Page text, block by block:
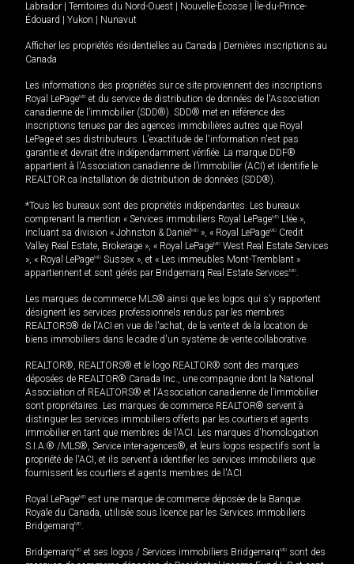
Labrador
Territoires du Nord-Ouest Nouvelle-Écosse
Île-du-Prince-
Édouard
Yukon Nunavut
Afficher les propriétés résidentielles au Canada
Dernières inscriptions au
Canada
Les informations des propriétés sur ce site proviennent des inscriptions
Royal LePageMD et du service de distribution de données de l'Association
canadienne de l’immobilier (SDD®). SDD® met en référence des
inscriptions tenues par des agences immobilières autres que Royal
LePage et ses distributeurs. L'exactitude de l'information n'est pas
garantie et devrait être indépendamment vérifiée. La marque DDF®
appartient à l'Association canadienne de l’immobilier (ACI) et identifie le
REALTOR.ca Installation de distribution de données (SDD®).
*Tous les bureaux sont des propriétés indépendantes. Les bureaux
comprenant la mention « Services immobiliers Royal LePageMD Ltée »,
incluant sa division « Johnston & Daniel MD », « Royal LePageMD Credit
Valley Real Estate, Brokerage », « Royal LePageMD West Real Estate Services
», « Royal LePageMD Sussex », et « Les immeubles Mont-Tremblant »
appartiennent et sont gérés par Bridgemarq Real Estate ServicesMD.
Les marques de commerce MLS® ainsi que les logos qui s'y rapportent
désignent les services professionnels rendus par les membres
REALTORS® de l'ACI en vue de l'achat, de la vente et de la location de
biens immobiliers dans le cadre d'un système de vente collaborative.
REALTOR®, REALTORS® et le logo REALTOR® sont des marques
déposées de REALTOR® Canada Inc., une compagnie dont la National
Association of REALTORS® et l'Association canadienne de l’immobilier
sont propriétaires. Les marques de commerce REALTOR® servent à
distinguer les services immobiliers offerts par les courtiers et agents
immobilier en tant que membres de l'ACI. Les marques d'homologation
S.I.A.® /MLS®, Service inter-agences®, et leurs logos respectifs sont la
propriété de l'ACI, et ils servent à identifier les services immobiliers que
fournissent les courtiers et agents membres de l'ACI.
Royal LePageMD est une marque de commerce déposée de la Banque
Royale du Canada, utilisée sous licence par les Services immobiliers
BridgemarqMD.
BridgemarqMD et ses logos / Services immobiliers BridgemarqMD sont des